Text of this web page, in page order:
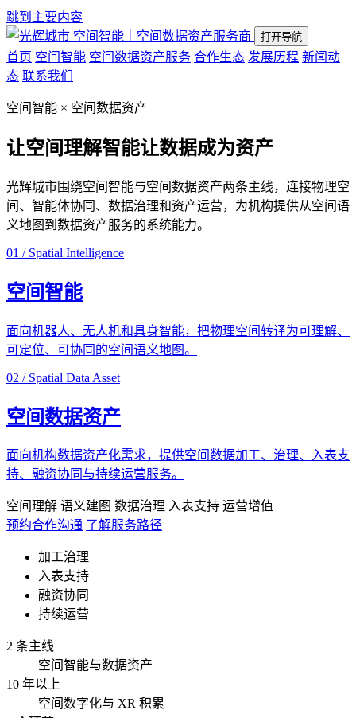
跳到主要内容
空间智能｜空间数据资产服务商
打开导航
首页 空间智能 空间数据资产服务 合作生态 发展历程 新闻动
态 联系我们
空间智能 × 空间数据资产
让空间理解智能让数据成为资产
光辉城市围绕空间智能与空间数据资产两条主线，连接物理空
间、智能体协同、数据治理和资产运营，为机构提供从空间语
义地图到数据资产服务的系统能力。
01 / Spatial Intelligence
空间智能
面向机器人、无人机和具身智能，把物理空间转译为可理解、
可定位、可协同的空间语义地图。
02 / Spatial Data Asset
空间数据资产
面向机构数据资产化需求，提供空间数据加工、治理、入表支
持、融资协同与持续运营服务。
空间理解 语义建图 数据治理 入表支持 运营增值
预约合作沟通 了解服务路径
加工治理
入表支持
融资协同
持续运营
2 条主线
空间智能与数据资产
10 年以上
空间数字化与 XR 积累